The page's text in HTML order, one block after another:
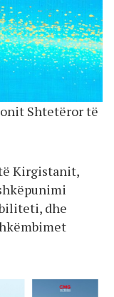
Shtetëror të
Kirgistanit,
dhe